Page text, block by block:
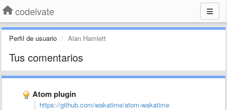
codeivate
Perfil de usuario Alan Hamlett
Tus comentarios
Atom plugin
https://github.com/wakatime/atom-wakatime